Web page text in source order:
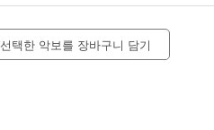
선택한 악보를 장바구니 담기